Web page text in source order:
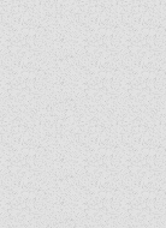
KISKORÚAK